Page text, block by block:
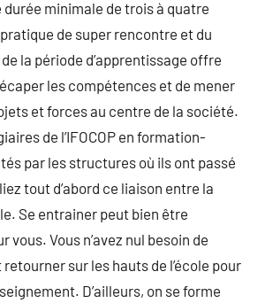
durée minimale de trois à quatre
de super rencontre et du
la période d’apprentissage offre
les compétences et de mener
et forces au centre de la société.
de l’IFOCOP en formation-
par les structures où ils ont passé
tout d’abord ce liaison entre la
Se entrainer peut bien être
vous. Vous n’avez nul besoin de
sur les hauts de l’école pour
D’ailleurs, on se forme